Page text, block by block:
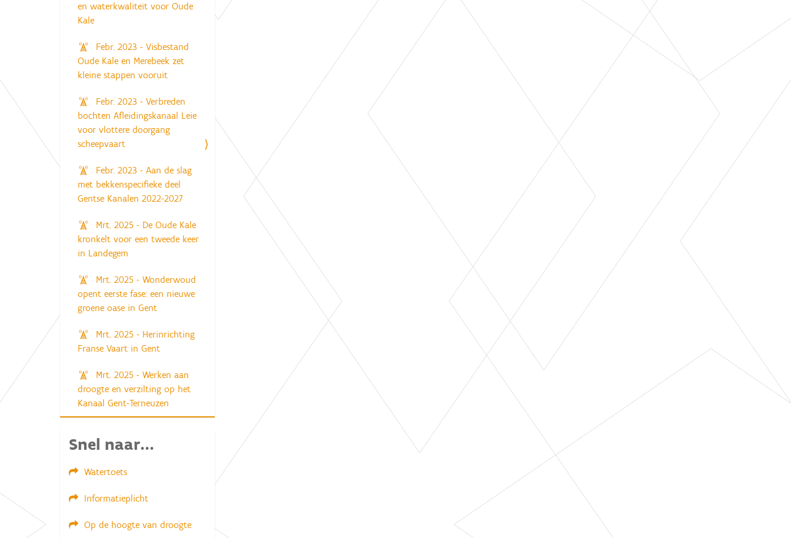
en waterkwaliteit voor Oude
Kale
Febr. 2023 - Visbestand
Oude Kale en Merebeek zet
kleine stappen vooruit
Febr. 2023 - Verbreden
bochten Afleidingskanaal Leie
voor vlottere doorgang
scheepvaart
Febr. 2023 - Aan de slag
met bekkenspecifieke deel
Gentse Kanalen 2022-2027
Mrt. 2025 - De Oude Kale
kronkelt voor een tweede keer
in Landegem
Mrt. 2025 - Wonderwoud
opent eerste fase: een nieuwe
groene oase in Gent
Mrt. 2025 - Herinrichting
Franse Vaart in Gent
Mrt. 2025 - Werken aan
droogte en verzilting op het
Kanaal Gent-Terneuzen
Snel naar...
Watertoets
Informatieplicht
Op de hoogte van droogte